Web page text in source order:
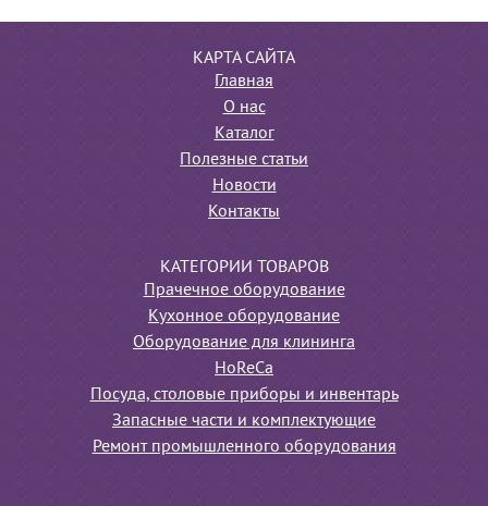
КАРТА САЙТА
Главная
О нас
Каталог
Полезные статьи
Новости
Контакты
КАТЕГОРИИ ТОВАРОВ
Прачечное оборудование
Кухонное оборудование
Оборудование для клининга
HoReCa
Посуда, столовые приборы и инвентарь
Запасные части и комплектующие
Ремонт промышленного оборудования